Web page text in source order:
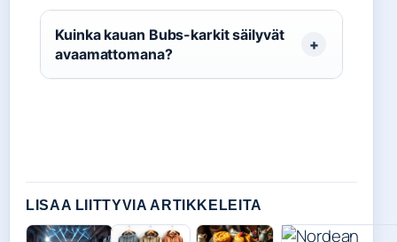
Kuinka kauan Bubs-karkit säilyvät
avaamattomana?
LISAA LIITTYVIA ARTIKKELEITA